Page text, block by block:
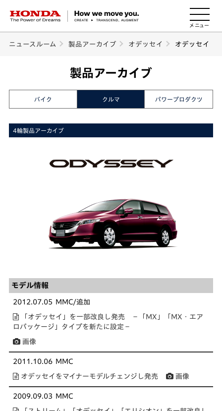
HONDA The Power of Dreams
ニュースルーム 製品アーカイブ オデッセイ オデッセイ
製品アーカイブ
バイク クルマ パワープロダクツ
4輪製品アーカイブ
モデル情報
2012.07.05 MMC/追加
「オデッセイ」を一部改良し発売 －「MX」「MX・エア
ロパッケージ」タイプを新たに設定－
画像
2011.10.06 MMC
オデッセイをマイナーモデルチェンジし発売 画像
2009.09.03 MMC